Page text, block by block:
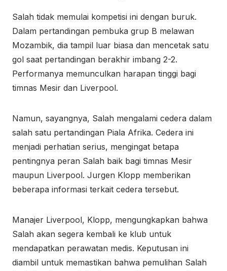
Salah tidak memulai kompetisi ini dengan buruk.
Dalam pertandingan pembuka grup B melawan
Mozambik, dia tampil luar biasa dan mencetak satu
gol saat pertandingan berakhir imbang 2-2.
Performanya memunculkan harapan tinggi bagi
timnas Mesir dan Liverpool.
Namun, sayangnya, Salah mengalami cedera dalam
salah satu pertandingan Piala Afrika. Cedera ini
menjadi perhatian serius, mengingat betapa
pentingnya peran Salah baik bagi timnas Mesir
maupun Liverpool. Jurgen Klopp memberikan
beberapa informasi terkait cedera tersebut.
Manajer Liverpool, Klopp, mengungkapkan bahwa
Salah akan segera kembali ke klub untuk
mendapatkan perawatan medis. Keputusan ini
diambil untuk memastikan bahwa pemulihan Salah